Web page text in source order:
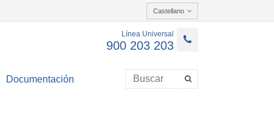
Castellano
Línea Universal
900 203 203
Documentación